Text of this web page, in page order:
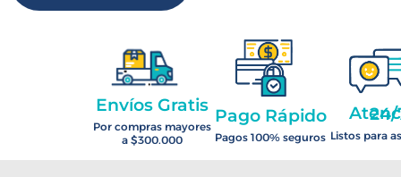
Envíos Gratis
Por compras mayores
a $300.000
Pago Rápido
Pagos 100% seguros
Atención
Listos para